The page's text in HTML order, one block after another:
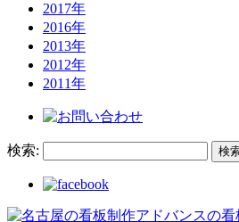
2017年
2016年
2013年
2012年
2011年
検索: